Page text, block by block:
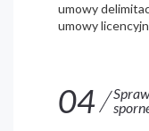
umowy
umowy
04